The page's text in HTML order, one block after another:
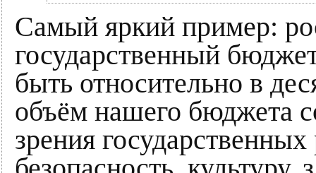
Самый яркий пример:
государственный
быть относительно в
объём нашего бюджета
зрения